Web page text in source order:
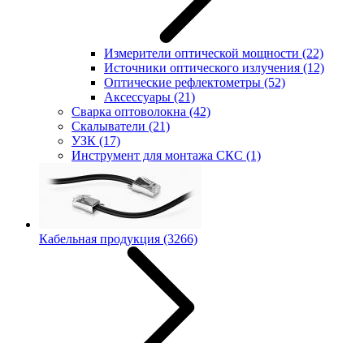
Измерители оптической мощности (22)
Источники оптического излучения (12)
Оптические рефлектометры (52)
Аксессуары (21)
Сварка оптоволокна (42)
Скалыватели (21)
УЗК (17)
Инструмент для монтажа СКС (1)
Кабельная продукция (3266)